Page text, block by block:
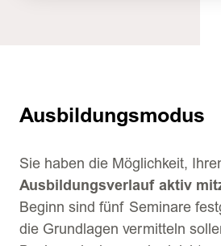
Ausbildungsmodus
Sie haben die Möglichkeit,
Ausbildungsverlauf aktiv
Beginn sind fünf Seminare
die Grundlagen vermitteln